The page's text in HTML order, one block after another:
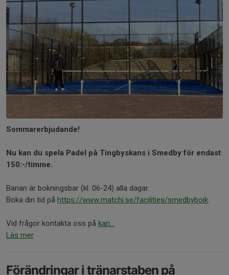
Sommarerbjudande!
Nu kan du spela Padel på Tingbyskans i Smedby för endast
150:-/timme.
Banan är bokningsbar (kl. 06-24) alla dagar.
Boka din tid på https://www.matchi.se/facilities/smedbyboik.
Vid frågor kontakta oss på kan...
Läs mer
Förändringar i tränarstaben på